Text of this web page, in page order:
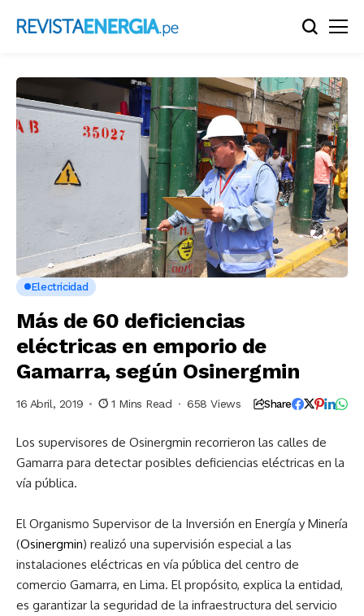
Electricidad
Más de 60 deficiencias
eléctricas en emporio de
Gamarra, según Osinergmin
16 Abril, 2019 1 Mins Read 658 Views Share
Los supervisores de Osinergmin recorrieron las calles de
Gamarra para detectar posibles deficiencias eléctricas en la
vía pública.
El Organismo Supervisor de la Inversión en Energía y Minería
(Osinergmin) realizó una supervisión especial a las
instalaciones eléctricas en vía pública del centro de
comercio Gamarra, en Lima. El propósito, explica la entidad,
es garantizar la seguridad de la infraestructura del servicio